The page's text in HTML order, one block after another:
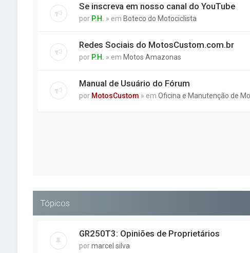
Se inscreva em nosso canal do YouTube
por P.H. » em Boteco do Motociclista
Redes Sociais do MotosCustom.com.br
por P.H. » em Motos Amazonas
Manual de Usuário do Fórum
por MotosCustom » em Oficina e Manutenção de
Tópicos
GR250T3: Opiniões de Proprietários
pormarcel silva